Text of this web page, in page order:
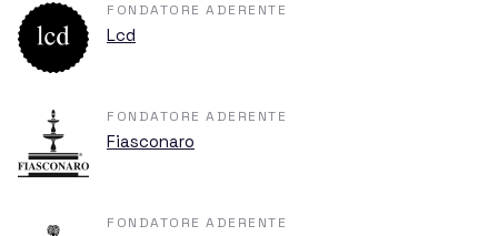
Eventi
Biglietti
FONDATORE ADERENTE
Lcd
FONDATORE ADERENTE
Fiasconaro
FONDATORE ADERENTE